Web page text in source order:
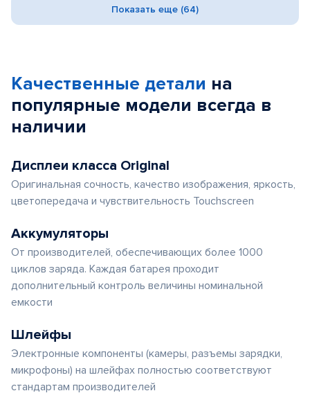
Показать еще (64)
Качественные детали на
популярные модели всегда в
наличии
Дисплеи класса Original
Оригинальная сочность, качество изображения, яркость,
цветопередача и чувствительность Touchscreen
Аккумуляторы
От производителей, обеспечивающих более 1000
циклов заряда. Каждая батарея проходит
дополнительный контроль величины номинальной
емкости
Шлейфы
Электронные компоненты (камеры, разъемы зарядки,
микрофоны) на шлейфах полностью соответствуют
стандартам производителей